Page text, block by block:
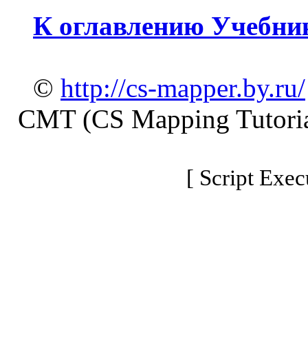
К оглавлению
© http://cs-mapper.by.ru/
CMT (CS Mapping
[ Script